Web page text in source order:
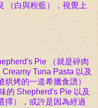
（白與粉藍），視覺上
Pie （就是碎肉
Tuna Pasta 以及
烤的一道希臘食譜）
的 Shepherd's Pie 以及
擇），或許是因為經過